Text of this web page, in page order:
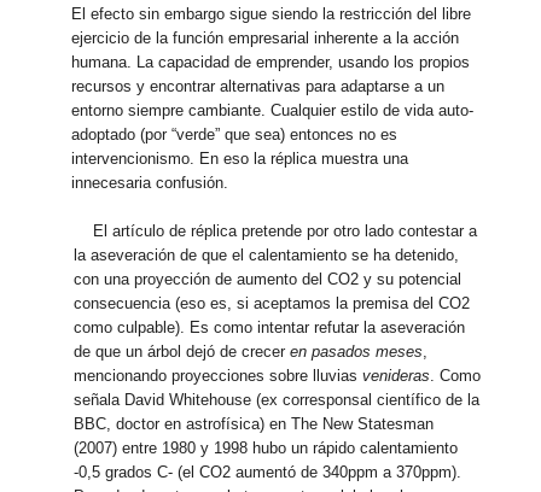
El efecto sin embargo sigue siendo la restricción del libre
ejercicio de la función empresarial inherente a la acción
humana. La capacidad de emprender, usando los propios
recursos y encontrar alternativas para adaptarse a un
entorno siempre cambiante. Cualquier estilo de vida auto-
adoptado (por “verde” que sea) entonces no es
intervencionismo. En eso la réplica muestra una
innecesaria confusión.
El artículo de réplica pretende por otro lado contestar a
la aseveración de que el calentamiento se ha detenido,
con una proyección de aumento del CO2 y su potencial
consecuencia (eso es, si aceptamos la premisa del CO2
como culpable). Es como intentar refutar la aseveración
de que un árbol dejó de creceren pasados meses
mencionando proyecciones sobre lluviasvenideras . Como
señala David Whitehouse (ex corresponsal científico de la
BBC, doctor en astrofísica) en The New Statesman
(2007) entre 1980 y 1998 hubo un rápido calentamiento
-0,5 grados C- (el CO2 aumentó de 340ppm a 370ppm).